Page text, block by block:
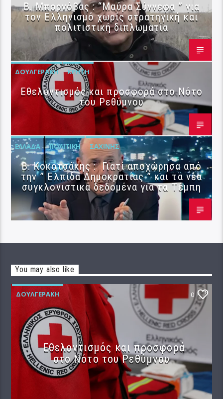
B. Μπορνόβας : “Μαύρα Σύννεφα ” για
τον Ελληνισμό χωρίς στρατηγική και
πολιτιστική διπλωματία
ΔΟΥΛΓΕΡΆΚΗ ΚΡΉΤΗ
Εθελοντισμός και προσφορά στο Νότο
του Ρεθύμνου
ΕΛΛΆΔΑ ΠΟΛΙΤΙΚΉ ΣΑΧΊΝΗΣ
Β. Κοκοτσάκης : Γιατί αποχώρησα από
την ” Ελπίδα Δημοκρατίας ” και τα νέα
συγκλονιστικά δεδομένα για τα Τέμπη
You may also like
ΔΟΥΛΓΕΡΆΚΗ 0
Εθελοντισμός και προσφορά
στο Νότο του Ρεθύμνου